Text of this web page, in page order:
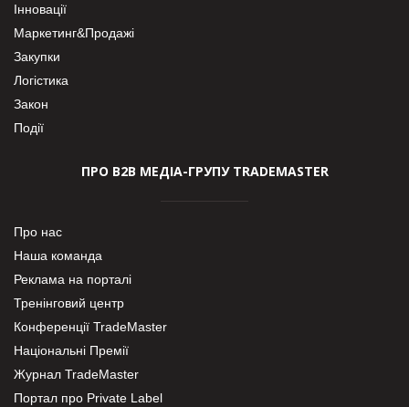
Інновації
Маркетинг&Продажі
Закупки
Логістика
Закон
Події
ПРО В2В МЕДІА-ГРУПУ TRADEMASTER
Про нас
Наша команда
Реклама на порталі
Тренінговий центр
Конференції TradeMaster
Національні Премії
Журнал TradeMaster
Портал про Private Label